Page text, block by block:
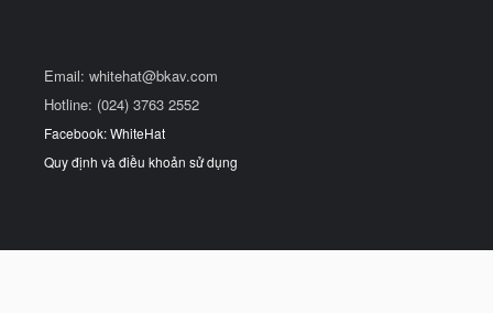
Email: whitehat@bkav.com
Hotline: (024) 3763 2552
Facebook: WhiteHat
Quy định và điều khoản sử dụng